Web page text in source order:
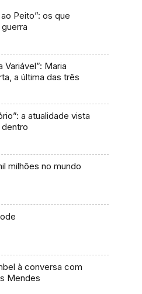
Peito”: os que
Variável”: Maria
a última das três
a atualidade vista
milhões no mundo
à conversa com
Mendes